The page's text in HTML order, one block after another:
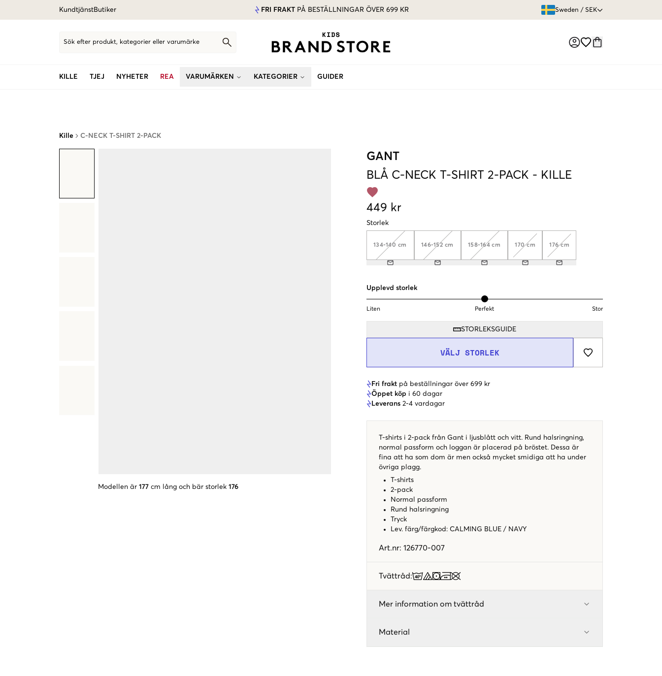
KundtjänstButiker FRI FRAKT PÅ BESTÄLLNINGAR ÖVER 699 KR Sweden / SEK
Sök efter produkt, kategorier eller varumärke
KILLE TJEJ NYHETER REA VARUMÄRKEN KATEGORIER GUIDER
Kille C-NECK T-SHIRT 2-PACK
Modellen är 177 cm lång och bär storlek 176
GANT
BLÅ C-NECK T-SHIRT 2-PACK - KILLE
449 kr
Storlek
134-140 cm 146-152 cm 158-164 cm 170 cm 176 cm
Upplevd storlek
Liten Perfekt Stor
STORLEKSGUIDE
VÄLJ STORLEK
Fri frakt på beställningar över 699 kr
Öppet köp i 60 dagar
Leverans 2-4 vardagar
T-shirts i 2-pack från Gant i ljusblått och vitt. Rund halsringning,
normal passform och loggan är placerad på bröstet. Dessa är
fina att ha som dom är men också mycket smidiga att ha under
övriga plagg.
T-shirts
2-pack
Normal passform
Rund halsringning
Tryck
Lev. färg/färgkod : CALMING BLUE / NAVY
Art.nr: 126770-007
Tvättråd:
Mer information om tvättråd
Material